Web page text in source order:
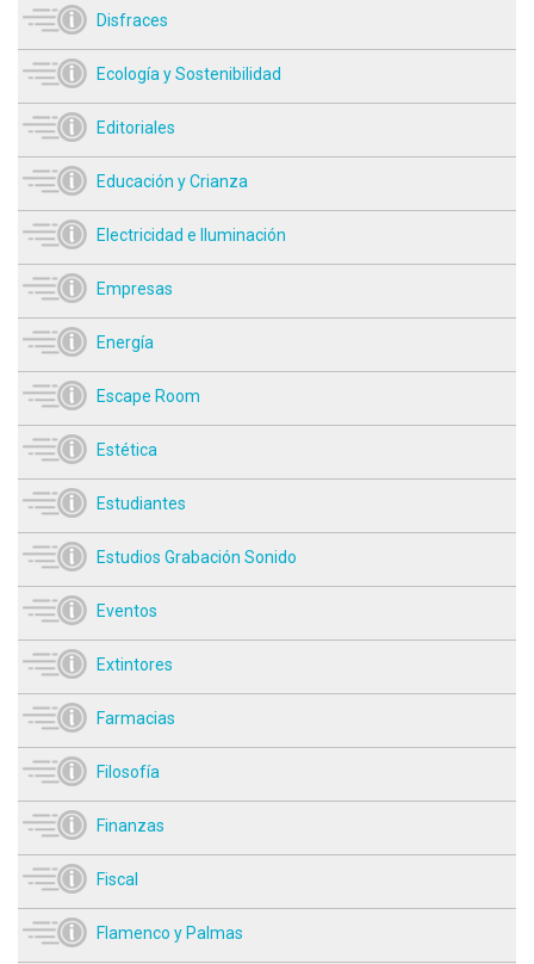
Disfraces
Ecología y Sostenibilidad
Editoriales
Educación y Crianza
Electricidad e Iluminación
Empresas
Energía
Escape Room
Estética
Estudiantes
Estudios Grabación Sonido
Eventos
Extintores
Farmacias
Filosofía
Finanzas
Fiscal
Flamenco y Palmas